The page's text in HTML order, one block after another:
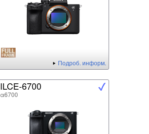
Подроб. информ.
ILCE-6700
α6700